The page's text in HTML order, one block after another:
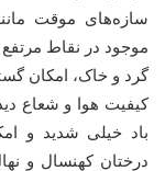
سازه‌های موقت
موجود در نقاط
گرد و خاک، امکان
کیفیت هوا و شعاع
باد خیلی شدید و
درختان کهنسال و